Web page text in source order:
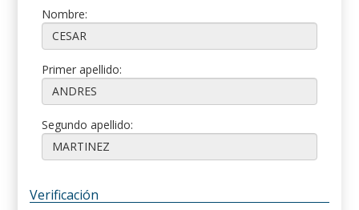
Nombre:
Primer apellido:
Segundo apellido:
Verificación